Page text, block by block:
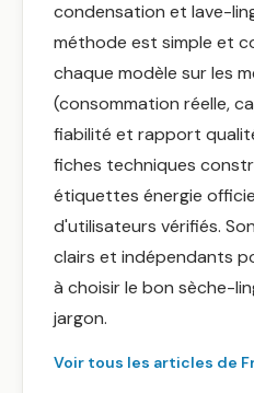
condensation et lave-
méthode est simple et
chaque modèle sur les
(consommation réelle,
fiabilité et rapport
fiches techniques
étiquettes énergie
d'utilisateurs vérifiés.
clairs et indépendants
à choisir le bon sèche-
jargon.
Voir tous les articles de